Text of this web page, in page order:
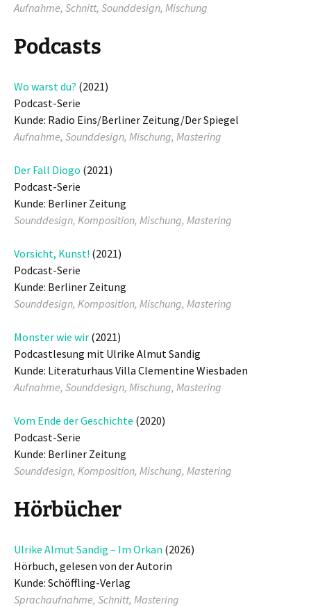
Aufnahme, Schnitt, Sounddesign, Mischung
Podcasts
Wo warst du? (2021)
Podcast-Serie
Kunde: Radio Eins/Berliner Zeitung/Der Spiegel
Aufnahme, Sounddesign, Mischung, Mastering
Der Fall Diogo (2021)
Podcast-Serie
Kunde: Berliner Zeitung
Sounddesign, Komposition, Mischung, Mastering
Vorsicht, Kunst! (2021)
Podcast-Serie
Kunde: Berliner Zeitung
Sounddesign, Komposition, Mischung, Mastering
Monster wie wir (2021)
Podcastlesung mit Ulrike Almut Sandig
Kunde: Literaturhaus Villa Clementine Wiesbaden
Aufnahme, Sounddesign, Mischung, Mastering
Vom Ende der Geschichte (2020)
Podcast-Serie
Kunde: Berliner Zeitung
Sounddesign, Komposition, Mischung, Mastering
Hörbücher
Ulrike Almut Sandig – Im Orkan (2026)
Hörbuch, gelesen von der Autorin
Kunde: Schöffling-Verlag
Sprachaufnahme, Schnitt, Mastering